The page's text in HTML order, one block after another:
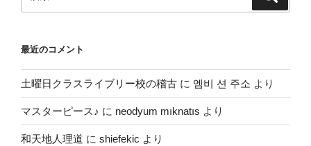
索:
最近のコメント
土曜日クラスライブリー校の稽古 に 엠비 션 주소 より
マスターピース♪ に neodyum mıknatıs より
和天地人理道 に shiefekic より